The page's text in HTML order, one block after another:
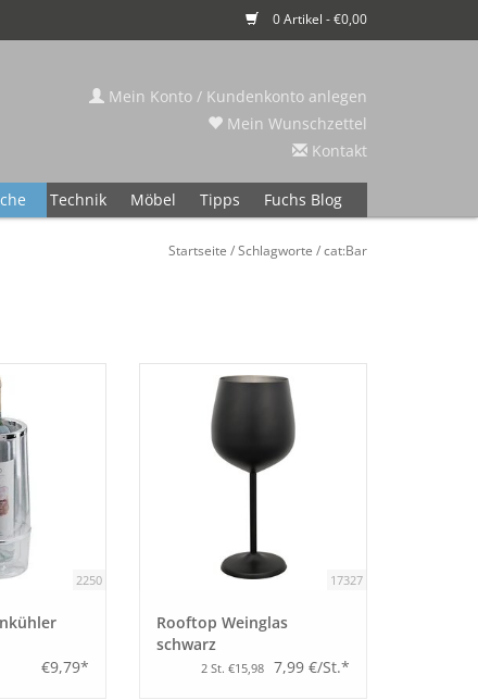
0 Artikel - €0,00
Technik Möbel Tipps Fuchs Blog
Mein Konto / Kundenkonto anlegen
Mein Wunschzettel
Kontakt
Startseite /Schlagworte /cat:Bar
2250
€9,79*
17327
Rooftop Weinglas
schwarz
2 St. €15,98 7,99 €/St.*